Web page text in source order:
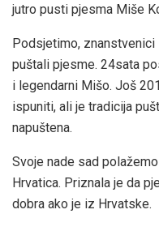
jutro pusti pjesma Miše
Podsjetimo, znanstvenici
puštali pjesme. 24sata
i legendarni Mišo. Još
ispuniti, ali je tradicija
napuštena.
Svoje nade sad
Hrvatica. Priznala je da
dobra ako je iz Hrvatske.